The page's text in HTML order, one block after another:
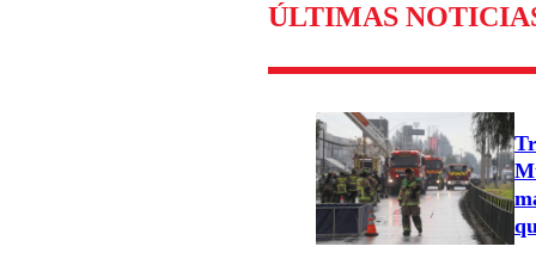
ÚLTIMAS